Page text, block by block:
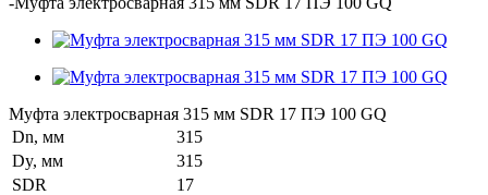
Муфта электросварная 315 мм SDR 17 ПЭ 100 GQ
Dn, мм
315
Dy, мм
315
SDR
17